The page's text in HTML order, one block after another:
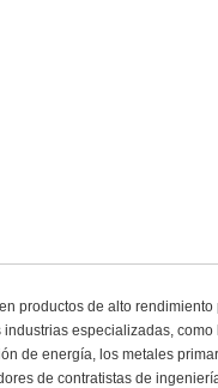
productos de alto
especializadas,
de energía, los metales
de contratistas de